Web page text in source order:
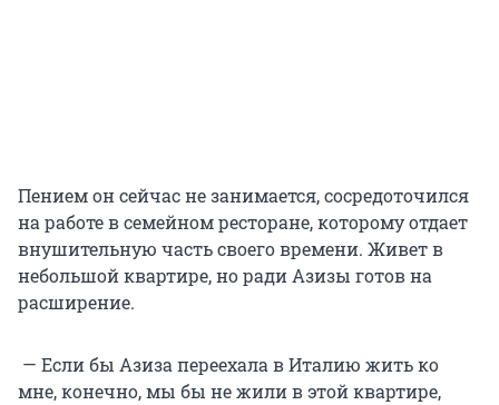
Пением он сейчас не занимается, сосредоточился
на работе в семейном ресторане, которому отдает
внушительную часть своего времени. Живет в
небольшой квартире, но ради Азизы готов на
расширение.
— Если бы Азиза переехала в Италию жить ко
мне, конечно, мы бы не жили в этой квартире,